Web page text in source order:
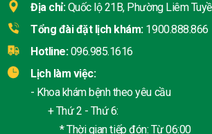
Địa chỉ: Quốc lộ 21B, Phường Liêm
Tổng đài đặt lịch khám: 1900.888.866
Hotline: 096.985.1616
Lịch làm việc:
- Khoa khám bệnh theo yêu cầu
+ Thứ 2 - Thứ 6:
* Thời gian tiếp đón: Từ 06:00